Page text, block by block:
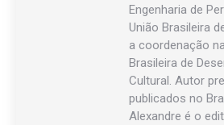
Engenharia de
União Brasileira
a coordenação
Brasileira de
Cultural. Autor
publicados no
Alexandre é o